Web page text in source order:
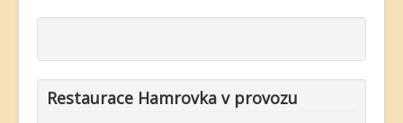
Restaurace Hamrovka v provozu